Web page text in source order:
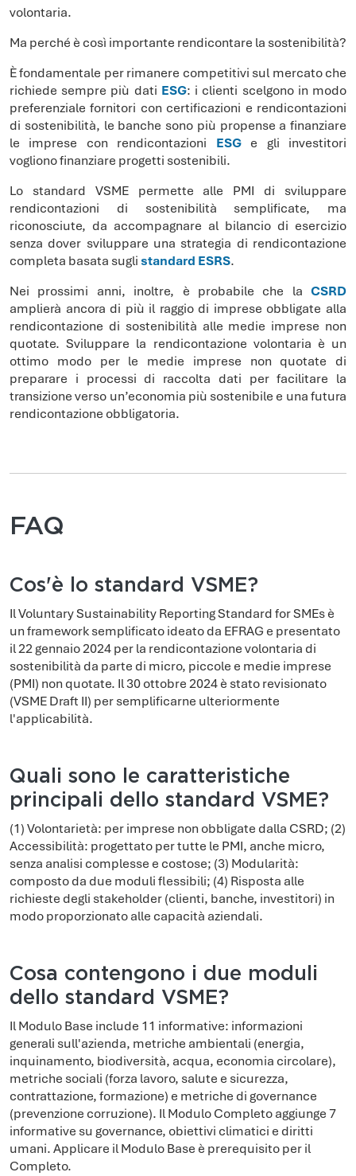
volontaria.
Ma perché è così importante rendicontare la sostenibilità?
È fondamentale per rimanere competitivi sul mercato che
richiede sempre più dati ESG: i clienti scelgono in modo
preferenziale fornitori con certificazioni e rendicontazioni
di sostenibilità, le banche sono più propense a finanziare
le imprese con rendicontazioni ESGe gli investitori
vogliono finanziare progetti sostenibili.
Lo standard VSME permette alle PMI di sviluppare
rendicontazioni di sostenibilità semplificate, ma
riconosciute, da accompagnare al bilancio di esercizio
senza dover sviluppare una strategia di rendicontazione
completa basata sugli standard ESRS.
Nei prossimi anni, inoltre, è probabile che la CSRD
amplierà ancora di più il raggio di imprese obbligate alla
rendicontazione di sostenibilità alle medie imprese non
quotate. Sviluppare la rendicontazione volontaria è un
ottimo modo per le medie imprese non quotate di
preparare i processi di raccolta dati per facilitare la
transizione verso un’economia più sostenibile e una futura
rendicontazione obbligatoria.
FAQ
Cos'è lo standard VSME?
Il Voluntary Sustainability Reporting Standard for SMEs è
un framework semplificato ideato da EFRAG e presentato
il 22 gennaio 2024 per la rendicontazione volontaria di
sostenibilità da parte di micro, piccole e medie imprese
(PMI) non quotate. Il 30 ottobre 2024 è stato revisionato
(VSME Draft II) per semplificarne ulteriormente
l'applicabilità.
Quali sono le caratteristiche
principali dello standard VSME?
(1) Volontarietà: per imprese non obbligate dalla CSRD; (2)
Accessibilità: progettato per tutte le PMI, anche micro,
senza analisi complesse e costose; (3) Modularità:
composto da due moduli flessibili; (4) Risposta alle
richieste degli stakeholder (clienti, banche, investitori) in
modo proporzionato alle capacità aziendali.
Cosa contengono i due moduli
dello standard VSME?
Il Modulo Base include 11 informative: informazioni
generali sull'azienda, metriche ambientali (energia,
inquinamento, biodiversità, acqua, economia circolare),
metriche sociali (forza lavoro, salute e sicurezza,
contrattazione, formazione) e metriche di governance
(prevenzione corruzione). Il Modulo Completo aggiunge 7
informative su governance, obiettivi climatici e diritti
umani. Applicare il Modulo Base è prerequisito per il
Completo.